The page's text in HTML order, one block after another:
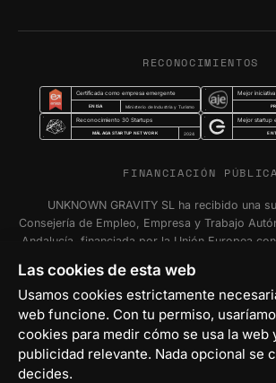
RECONOCIMIENTOS
Certificada como empresa emergente
ENISA Ministerio de Industria y Turismo
Mejor
Reconocimiento 30 Startups
MÁLAGA STARTUP NETWORK 2024
Mejor startup
FINANCIACIÓN PÚBLICA
UNKNOWN GRAVITY SL ha recibido una
Consejería de Empleo, Empresa y Trabajo
Andalucía, financiada por la Unión Europea
de la contratación en el ámbito de la
Andalucía. Programa Emplea-T Línea 2.
sucesivas contrataciones indefinidas
personas trabajadoras autónomas, y a
indefinida ordinaria por parte de
Las cookies de esta web
Usamos cookies estrictamente
web funcione. Con tu permiso,
cookies para medir cómo se usa la web
publicidad relevante. Nada opcional se
decides.